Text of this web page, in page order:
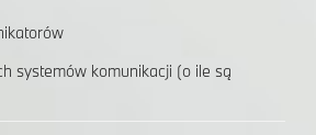
systemów komunikacji (o ile są